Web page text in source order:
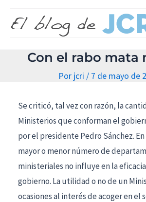
Con el rabo mata
Por jcri / 7 de mayo de
Se criticó, tal vez con razón, la
Ministerios que conforman el
por el presidente Pedro Sánchez.
mayor o menor número de
ministeriales no influye en la
gobierno. La utilidad o no de un
ocasiones al interés de acoger en el